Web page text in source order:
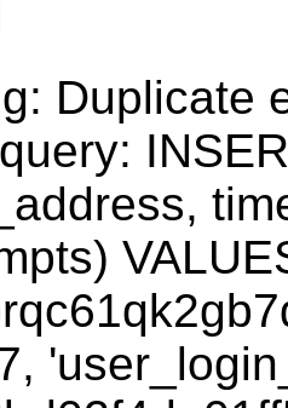
Duplicate